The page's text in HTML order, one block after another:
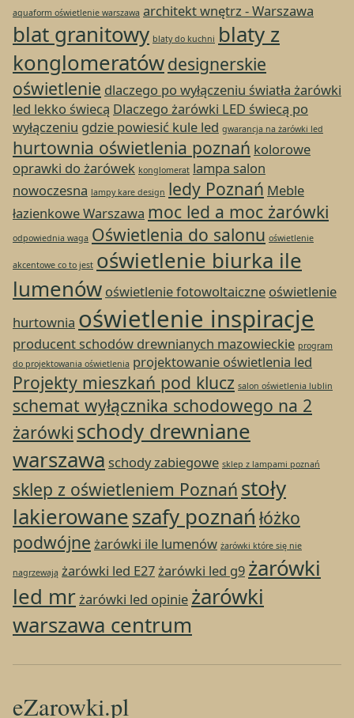
aquaform oświetlenie warszawa architekt wnętrz - Warszawa
blat granitowy blaty do kuchni blaty z
konglomeratówdesignerskie
oświetlenie dlaczego po wyłączeniu światła żarówki
led lekko świecą Dlaczego żarówki LED świecą po
wyłączeniu gdzie powiesić kule led gwarancja na żarówki led
hurtownia oświetlenia poznań kolorowe
oprawki do żarówek konglomerat lampa salon
nowoczesna lampy kare design ledy Poznań Meble
łazienkowe Warszawa moc led a moc żarówki
odpowiednia waga Oświetlenia do salonu oświetlenie
akcentowe co to jest oświetlenie biurka ile
lumenów oświetlenie fotowoltaiczne oświetlenie
hurtownia oświetlenie inspiracje
producent schodów drewnianych mazowieckie program
do projektowania oświetlenia projektowanie oświetlenia led
Projekty mieszkań pod klucz salon oświetlenia lublin
schemat wyłącznika schodowego na 2
żarówki schody drewniane
warszawa schody zabiegowe sklep z lampami poznań
sklep z oświetleniem Poznań stoły
lakierowaneszafy poznań łóżko
podwójne żarówki ile lumenów żarówki które się nie
nagrzewają żarówki led E27żarówki led g9 żarówki
led mrżarówki led opinie żarówki
warszawa centrum
eZarowki.pl